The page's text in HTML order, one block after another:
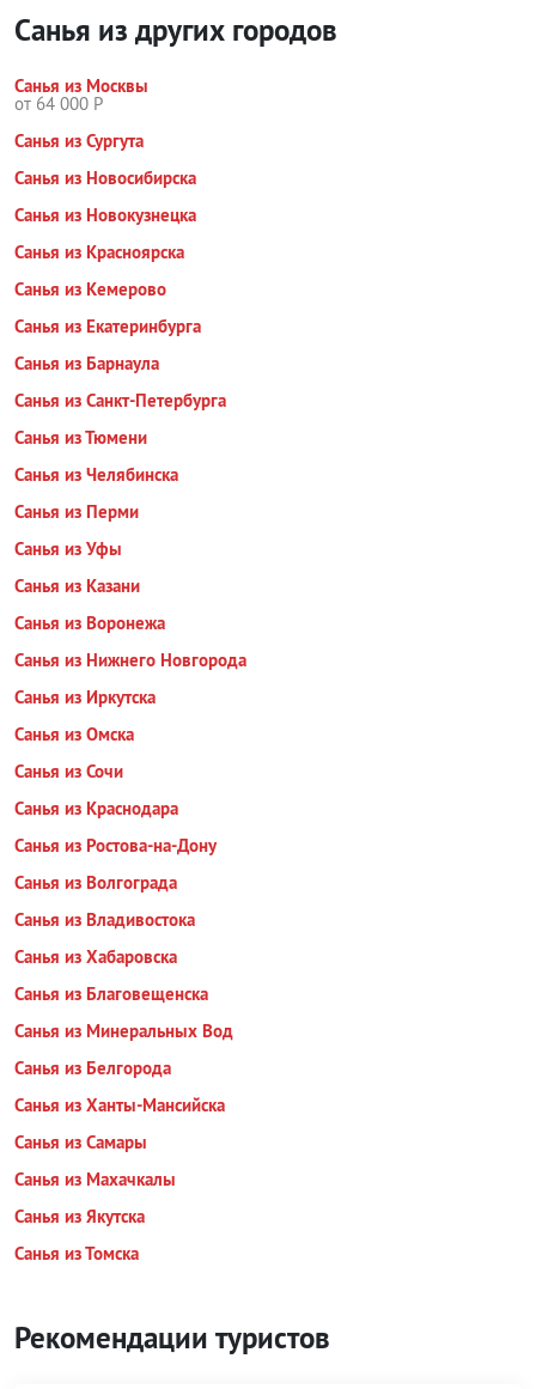
Санья из других городов
Санья из Москвы
от 64 000 Р
Санья из Сургута
Санья из Новосибирска
Санья из Новокузнецка
Санья из Красноярска
Санья из Кемерово
Санья из Екатеринбурга
Санья из Барнаула
Санья из Санкт-Петербурга
Санья из Тюмени
Санья из Челябинска
Санья из Перми
Санья из Уфы
Санья из Казани
Санья из Воронежа
Санья из Нижнего Новгорода
Санья из Иркутска
Санья из Омска
Санья из Сочи
Санья из Краснодара
Санья из Ростова-на-Дону
Санья из Волгограда
Санья из Владивостока
Санья из Хабаровска
Санья из Благовещенска
Санья из Минеральных Вод
Санья из Белгорода
Санья из Ханты-Мансийска
Санья из Самары
Санья из Махачкалы
Санья из Якутска
Санья из Томска
Рекомендации туристов